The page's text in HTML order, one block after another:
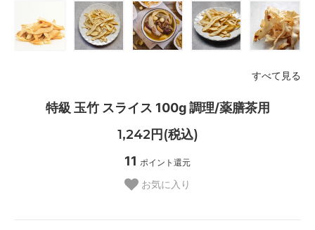
すべて見る
特級 玉竹 スライス 100g 調理/薬膳茶用
1,242円(税込)
11 ポイント還元
お気に入り